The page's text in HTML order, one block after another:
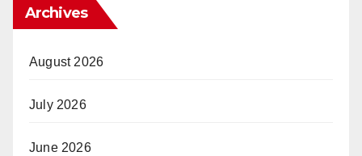
Archives
August 2026
July 2026
June 2026